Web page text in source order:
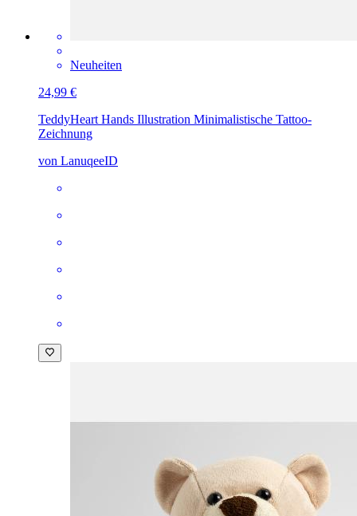
Neuheiten
24,99 €
TeddyHeart Hands Illustration Minimalistische Tattoo-
Zeichnung
von LanuqeeID